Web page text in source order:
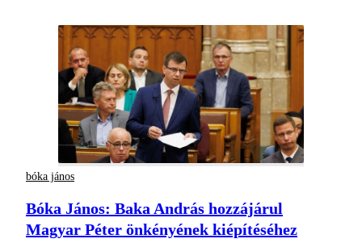
bóka jános
Bóka János: Baka András hozzájárul
Magyar Péter önkényének kiépítéséhez